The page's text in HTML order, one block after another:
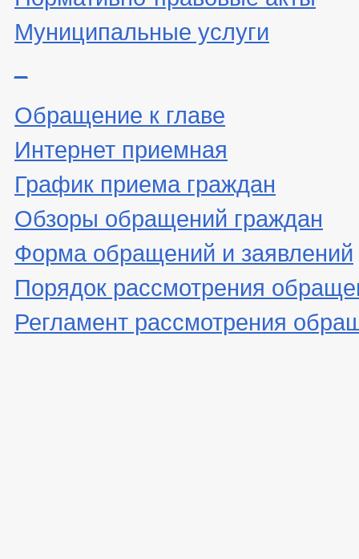
Муниципальные услуги
Обращение к главе
Интернет приемная
График приема граждан
Обзоры обращений граждан
Форма обращений и заявлений
Порядок рассмотрения
Регламент рассмотрения